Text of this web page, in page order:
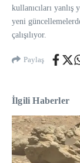
kullanıcıları
yeni
çalışılıyor.
Paylaş
İlgili Haberler